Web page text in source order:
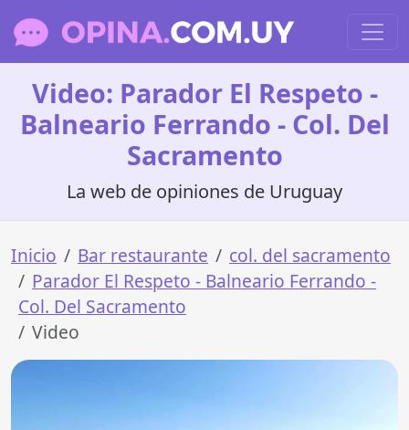
Video: Parador El Respeto -
Balneario Ferrando - Col. Del
Sacramento
La web de opiniones de Uruguay
Inicio Bar restaurante
col. del sacramento
Parador El Respeto - Balneario Ferrando -
Col. Del Sacramento
Video